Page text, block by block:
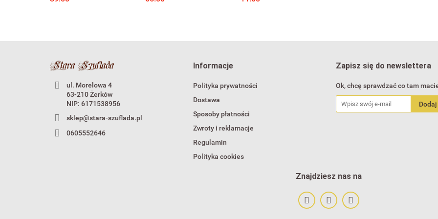
historycznej
ul. Morelowa 4
63-210 Żerków
NIP: 6171538956
sklep@stara-szuflada.pl
0605552646
Informacje
Polityka prywatności
Dostawa
Sposoby płatności
Zwroty i reklamacje
Regulamin
Polityka cookies
Zapisz się do newslettera
Ok, chcę sprawdzać co tam
Znajdziesz nas na